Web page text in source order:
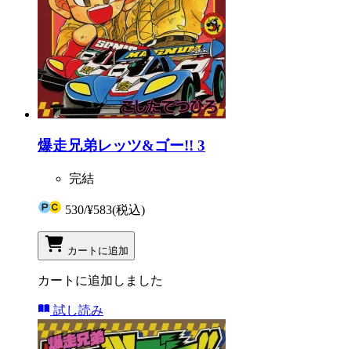
爆走兄弟レッツ&ゴー!! 3
完結
530/¥583(税込)
カートに追加
カートに追加しました
試し読み